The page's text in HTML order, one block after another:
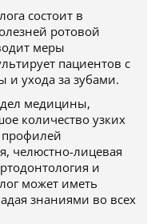
состоит в
ротовой
меры
пациентов с
и ухода за зубами.
медицины,
количество узких
профилей
челюстно-лицевая
и
может иметь
знаниями во всех